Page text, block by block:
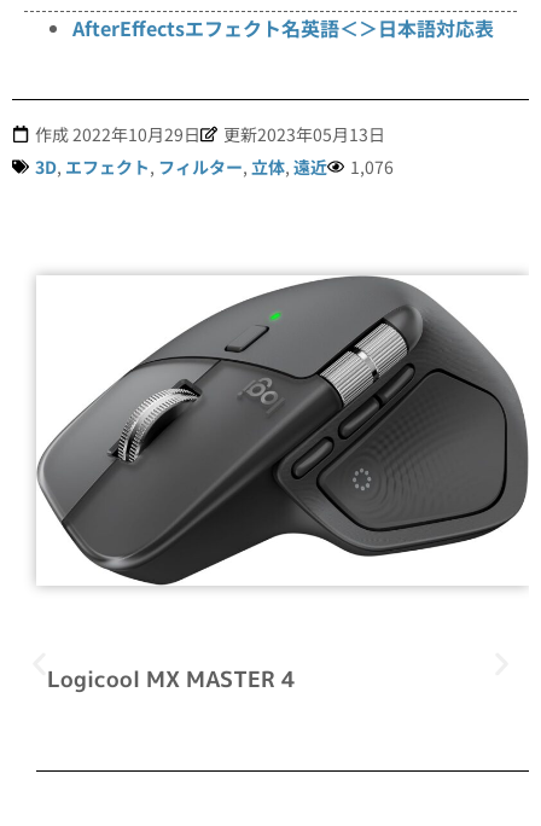
AfterEffectsエフェクト名英語＜＞日本語対応表
作成 2022年10月29日
更新2023年05月13日
3D, エフェクト, フィルター, 立体, 遠近 1,076
Logicool MX MASTER 4